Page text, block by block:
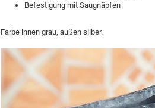
Befestigung mit Saugnäpfen
Farbe innen grau, außen silber.